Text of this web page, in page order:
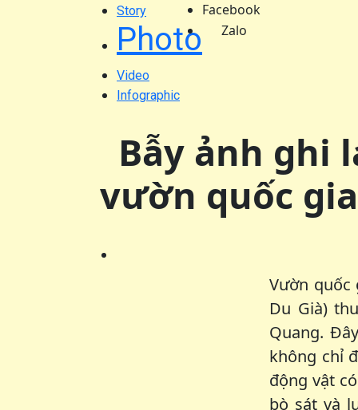
Story
Photo
Video
Infographic
Facebook
Zalo
Bẫy ảnh ghi
vườn quốc
Vườn quốc
Du Già)
Quang.
không chỉ
động vật
bò sát và